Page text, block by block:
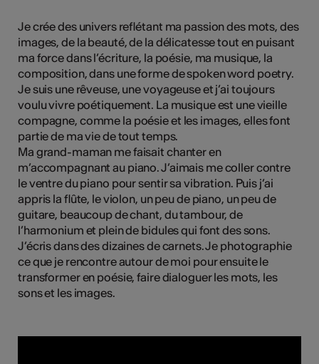
Je crée des univers reflétant ma passion des mots, des
images, de la beauté, de la délicatesse tout en puisant
ma force dans l’écriture, la poésie, ma musique, la
composition, dans une forme de spoken word poetry.
Je suis une rêveuse, une voyageuse et j’ai toujours
voulu vivre poétiquement. La musique est une vieille
compagne, comme la poésie et les images, elles font
partie de ma vie de tout temps.
Ma grand-maman me faisait chanter en
m’accompagnant au piano. J’aimais me coller contre
le ventre du piano pour sentir sa vibration. Puis j’ai
appris la flûte, le violon, un peu de piano, un peu de
guitare, beaucoup de chant, du tambour, de
l’harmonium et plein de bidules qui font des sons.
J’écris dans des dizaines de carnets. Je photographie
ce que je rencontre autour de moi pour ensuite le
transformer en poésie, faire dialoguer les mots, les
sons et les images.